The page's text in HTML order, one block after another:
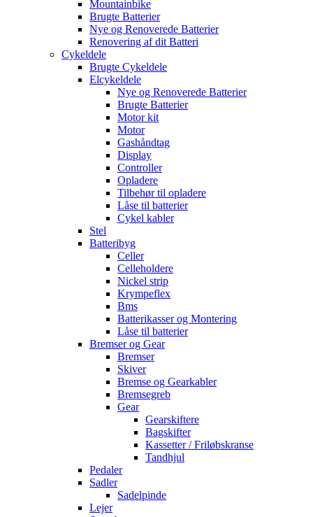
Mountainbike
Brugte Batterier
Nye og Renoverede Batterier
Renovering af dit Batteri
Cykeldele
Brugte Cykeldele
Elcykeldele
Nye og Renoverede Batterier
Brugte Batterier
Motor kit
Motor
Gashåndtag
Display
Controller
Opladere
Tilbehør til opladere
Låse til batterier
Cykel kabler
Stel
Batteribyg
Celler
Celleholdere
Nickel strip
Krympeflex
Bms
Batterikasser og Montering
Låse til batterier
Bremser og Gear
Bremser
Skiver
Bremse og Gearkabler
Bremsegreb
Gear
Gearskiftere
Bagskifter
Kassetter / Friløbskranse
Tandhjul
Pedaler
Sadler
Sadelpinde
Lejer